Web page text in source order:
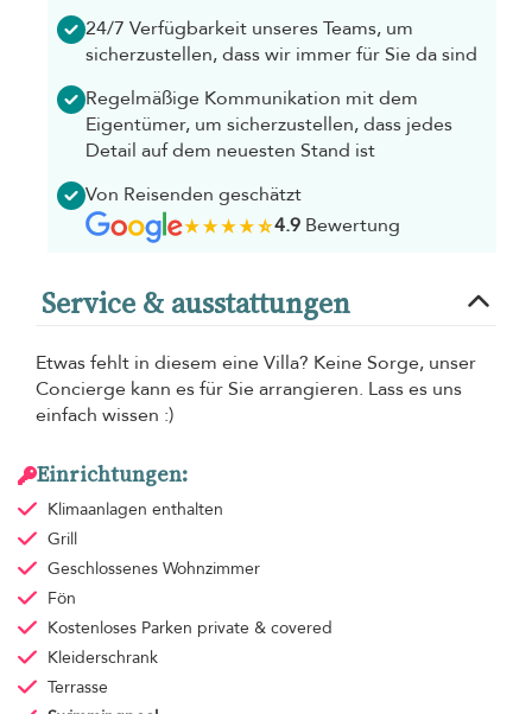
24/7 Verfügbarkeit unseres Teams, um
sicherzustellen, dass wir immer für Sie da sind
Regelmäßige Kommunikation mit dem
Eigentümer, um sicherzustellen, dass jedes
Detail auf dem neuesten Stand ist
Von Reisenden geschätzt
4.9Bewertung
Service & ausstattungen
Etwas fehlt in diesem eine Villa? Keine Sorge, unser
Concierge kann es für Sie arrangieren. Lass es uns
einfach wissen :)
Einrichtungen:
Klimaanlagen enthalten
Grill
Geschlossenes Wohnzimmer
Fön
Kostenloses Parken private & covered
Kleiderschrank
Terrasse